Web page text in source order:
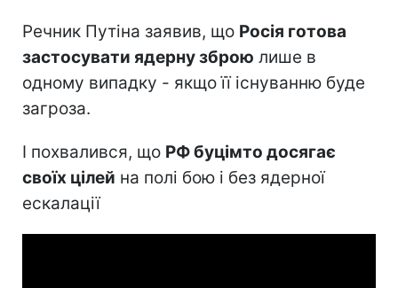
Речник Путіна заявив, що Росія готова
застосувати ядерну зброю лише в
одному випадку - якщо її існуванню буде
загроза.
І похвалився, що РФ буцімто досягає
своїх цілей на полі бою і без ядерної
ескалації